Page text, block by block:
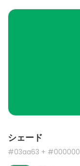
シェード
#03aa63 + #000000